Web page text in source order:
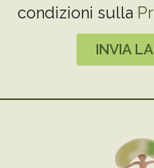
condizioni sulla
INVIA